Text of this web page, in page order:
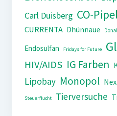
Carl Duisberg CO-
CURRENTA Dhünnaue
Endosulfan
Fridays for Future
HIV/AIDS IG Farben
Lipobay Monopol
Steuerflucht Tierversuche